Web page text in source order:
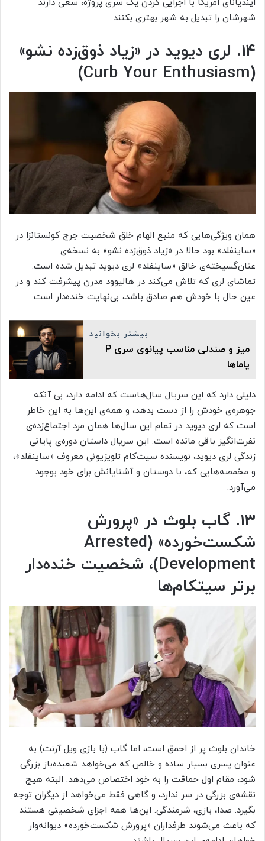
ایندیانای امریکا با اجرایی کردن یک سری پروژه، سعی دارند
شهرشان را تبدیل به شهر بهتری بکنند.
۱۴. لری دیوید در «زیاد ذوق‌زده نشو»
(Curb Your Enthusiasm)
همان ویژگی‌هایی که منبع الهام خلق شخصیت جرج کونستانزا در
«ساینفلد» بود حالا در «زیاد ذوق‌زده نشو» به نسخه‌ی
عنان‌گسیخته‌ی خالق «ساینفلد» لری دیوید تبدیل شده است.
تماشای لری که تلاش می‌کند در هالیوود مدرن پیشرفت کند و در
عین حال با خودش هم صادق باشد، بی‌نهایت خنده‌دار است.
بیشتر بخوانید
میز و صندلی مناسب پیانوی سری P
یاماها
دلیلی دارد که این سریال سال‌هاست که ادامه دارد، بی آنکه
جوهره‌ی خودش را از دست بدهد، و همه‌ی این‌ها به این خاطر
است که لری دیوید در تمام این سال‌ها همان مرد اجتماع‌زده‌ی
نفرت‌انگیز باقی مانده است. این سریال داستان دوره‌ی پایانی
زندگی لری دیوید، نویسنده سیت‌کام تلویزیونی معروف «ساینفلد»،
و مخمصه‌هایی که، با دوستان و آشنایانش برای خود بوجود
می‌آورد.
۱۳. گاب بلوث در «پرورش
شکست‌خورده» (Arrested
Development)، شخصیت خنده‌دار
برتر سیتکام‌ها
خاندان بلوث پر از احمق است، اما گاب (با بازی ویل آرنت) به
عنوان پسری بسیار ساده و خالص که می‌خواهد شعبده‌باز بزرگی
شود، مقام اول حماقت را به خود اختصاص می‌دهد. البته هیچ
نقشه‌ی بزرگی در سر ندارد، و گاهی فقط می‌خواهد از دیگران توجه
بگیرد. صدا، بازی، شرمندگی. این‌ها همه اجزای شخصیتی هستند
که باعث می‌شوند طرفداران «پرورش شکست‌خورده» دیوانه‌وار